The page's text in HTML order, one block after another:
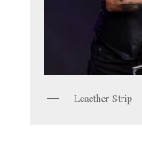
Leaether Strip